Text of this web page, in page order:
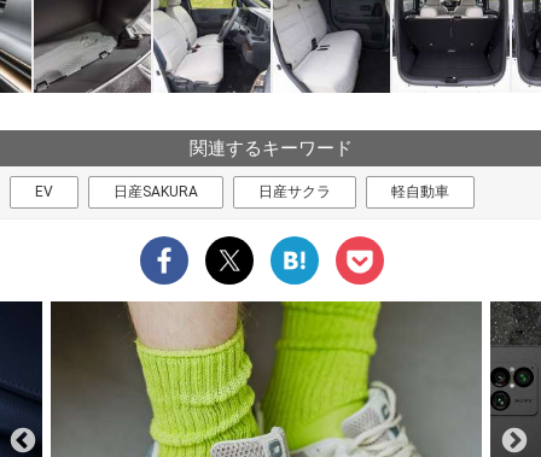
関連するキーワード
EV 日産SAKURA 日産サクラ 軽自動車